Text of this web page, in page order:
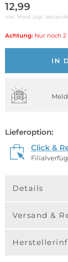
12,99
inkl. Mwst zzgl.
Achtung: Nur noch
IN
Lieferoption:
Click &
Details
Versand &